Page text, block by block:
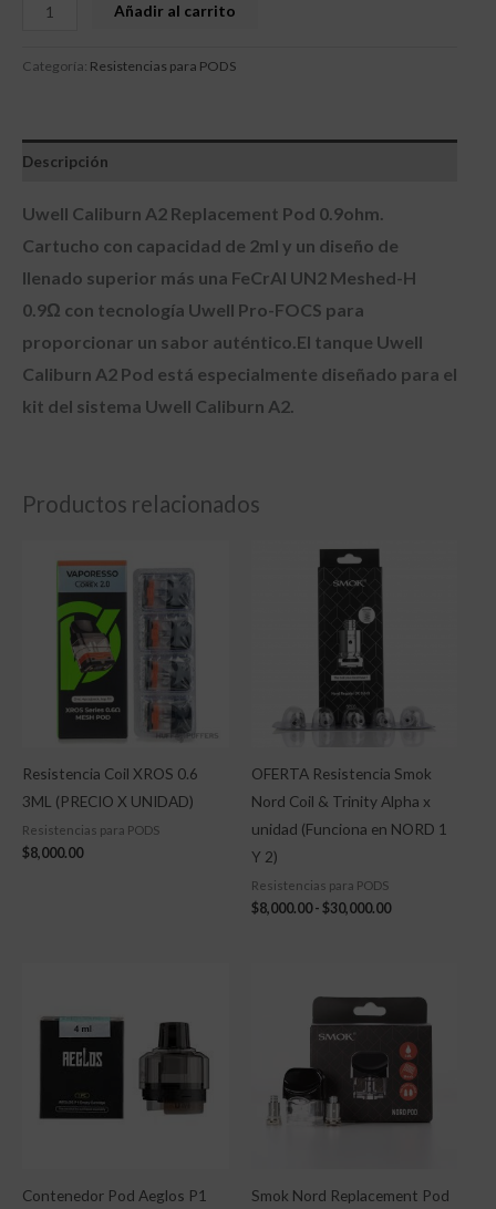
Añadir al carrito
Categoría: Resistencias para PODS
Descripción
Uwell Caliburn A2 Replacement Pod 0.9ohm.
Cartucho con capacidad de 2ml y un diseño de
llenado superior más una FeCrAI UN2 Meshed-H
0.9Ω con tecnología Uwell Pro-FOCS para
proporcionar un sabor auténtico.El tanque Uwell
Caliburn A2 Pod está especialmente diseñado para el
kit del sistema Uwell Caliburn A2.
Productos relacionados
Resistencia Coil XROS 0.6
3ML (PRECIO X UNIDAD)
Resistencias para PODS
$8,000.00
OFERTA Resistencia Smok
Nord Coil & Trinity Alpha x
unidad (Funciona en NORD 1
Y 2)
Resistencias para PODS
$8,000.00 - $30,000.00
Contenedor Pod Aeglos P1
Smok Nord Replacement Pod